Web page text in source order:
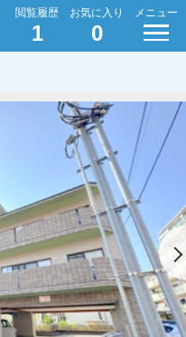
閲覧履歴
1
お気に入り
0
メニュー